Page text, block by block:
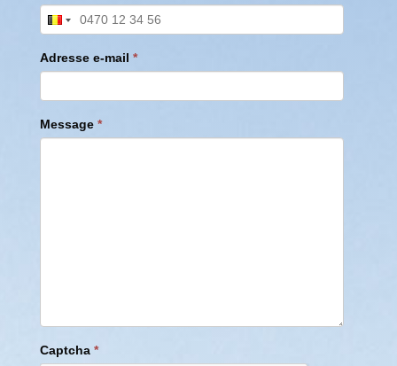
Adresse e-mail *
Message *
Captcha *